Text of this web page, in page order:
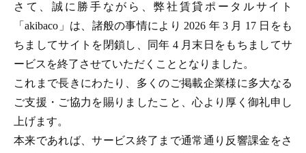
さて、誠に勝手ながら、弊社賃貸ポータルサイト
「akibaco」は、諸般の事情により 2026 年 3 月 17 日をも
ちましてサイトを閉鎖し、同年 4 月末日をもちましてサ
ービスを終了させていただくこととなりました。
これまで長きにわたり、多くのご掲載企業様に多大なる
ご支援・ご協力を賜りましたこと、心より厚く御礼申し
上げます。
本来であれば、サービス終了まで通常通り反響課金をさ